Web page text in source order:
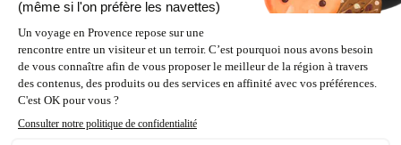
NOS PARTENAIRES
ESPACE PRO / PRESSE